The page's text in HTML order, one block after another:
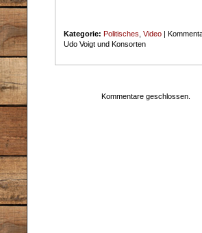
Kategorie: Politisches Video |
Udo Voigt und Konsorten
Kommentare geschlossen.